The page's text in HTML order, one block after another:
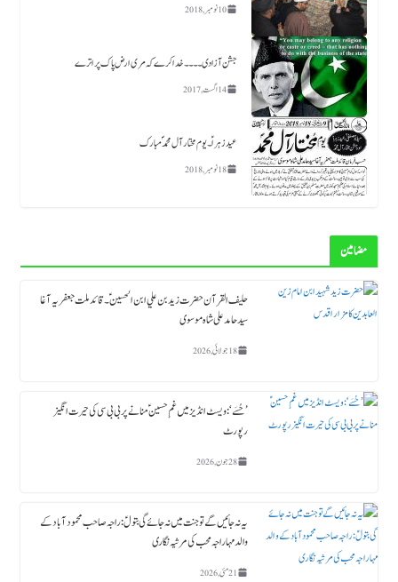
10 نومبر, 2018
جشن آزادی ۔۔۔۔خدا کرے کہ مری ارض پاک پر اترے
14 اگست, 2017
عید زہراؑ ۔ یوم مختار آل محمد ؐ مبارک
18 نومبر, 2018
مضامین
حلیف القرآن حضرت زید بن علي ابن الحسین ؑ ۔قائد ملت جعفریہ آغا
سید حامد علی شاہ موسوی
18 جولائی, 2026
’حُسَے‘: ویسٹ انڈیز میں غمِ حسینؑ منانے پر بی بی سی کی حیرت انگیز
رپورٹ
28 جون, 2026
یہ نہ جائیں گے تو جنت میں نہ جائے گی بتولؑ: راجہ صاحب محمود آباد کے
والد مہاراجہ محب کی مرثیہ نگاری
21 مئی, 2026